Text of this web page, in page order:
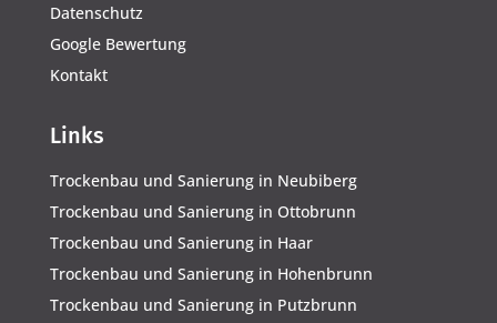
Datenschutz
Google Bewertung
Kontakt
Links
Trockenbau und Sanierung in Neubiberg
Trockenbau und Sanierung in Ottobrunn
Trockenbau und Sanierung in Haar
Trockenbau und Sanierung in Hohenbrunn
Trockenbau und Sanierung in Putzbrunn